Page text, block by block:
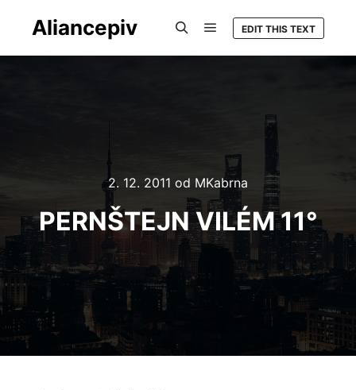
Aliancepiv EDIT THIS TEXT
2. 12. 2011 od MKabrna
PERNŠTEJN VILÉM 11°